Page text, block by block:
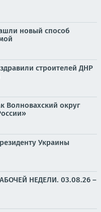
новый способ
строителей ДНР
Волновахский округ
Украины
НЕДЕЛИ. 03.08.26 –